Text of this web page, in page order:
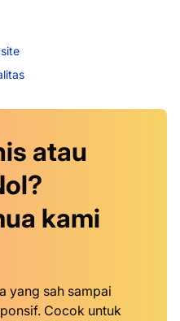
atau
kami
yang sah sampai
Cocok untuk